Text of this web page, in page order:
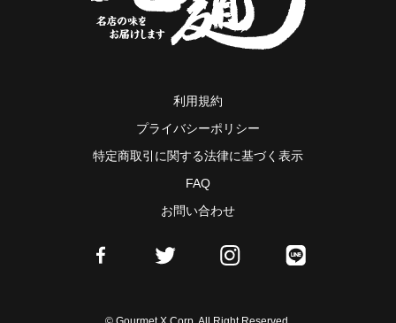
利用規約
プライバシーポリシー
特定商取引に関する法律に基づく表示
FAQ
お問い合わせ